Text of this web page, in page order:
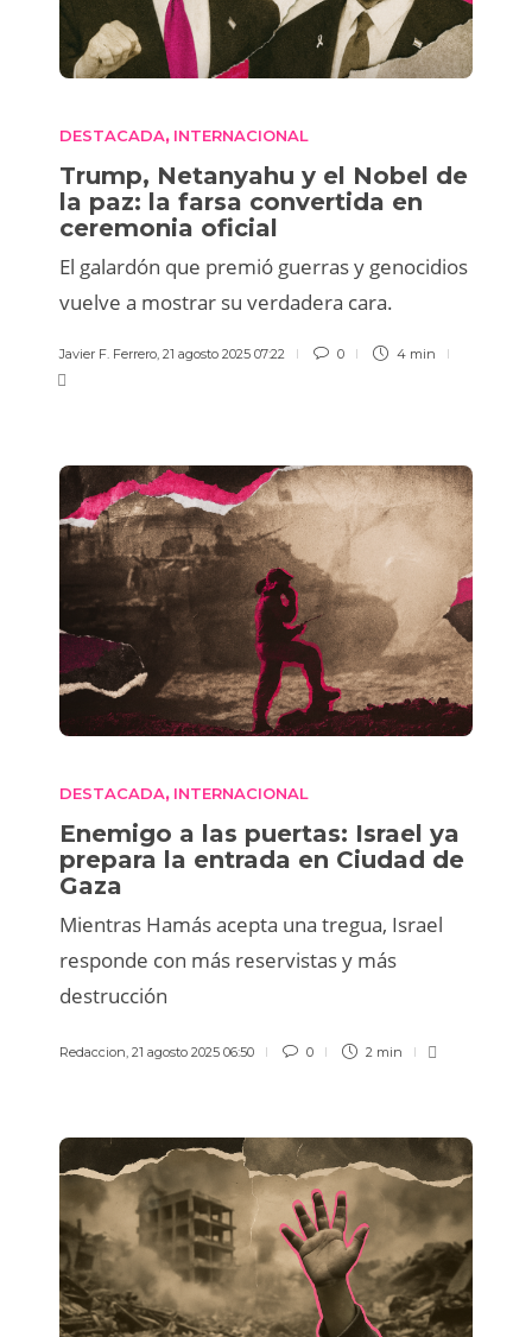
DESTACADA, INTERNACIONAL
Trump, Netanyahu y el Nobel de
la paz: la farsa convertida en
ceremonia oficial
El galardón que premió guerras y genocidios
vuelve a mostrar su verdadera cara.
Javier F. Ferrero 21 agosto 2025 07:22 0 4 min
DESTACADA, INTERNACIONAL
Enemigo a las puertas: Israel ya
prepara la entrada en Ciudad de
Gaza
Mientras Hamás acepta una tregua, Israel
responde con más reservistas y más
destrucción
Redaccion, 21 agosto 2025 06:50 0 2 min